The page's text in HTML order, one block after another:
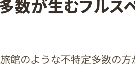
数が生むフルス
館のような不特定多数の方